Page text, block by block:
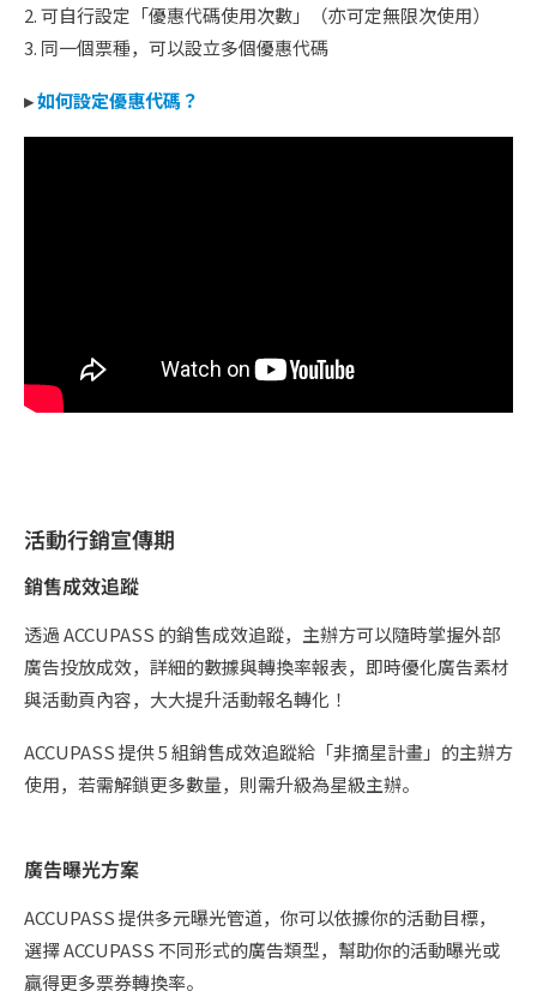
2. 可自行設定「優惠代碼使用次數」（亦可定無限次使用）
3. 同一個票種，可以設立多個優惠代碼
▸如何設定優惠代碼？
活動行銷宣傳期
銷售成效追蹤
透過 ACCUPASS 的銷售成效追蹤，主辦方可以隨時掌握外部
廣告投放成效，詳細的數據與轉換率報表，即時優化廣告素材
與活動頁內容，大大提升活動報名轉化！
ACCUPASS 提供 5 組銷售成效追蹤給「非摘星計畫」的主辦方
使用，若需解鎖更多數量，則需升級為星級主辦。
廣告曝光方案
ACCUPASS 提供多元曝光管道，你可以依據你的活動目標，
選擇 ACCUPASS 不同形式的廣告類型，幫助你的活動曝光或
贏得更多票券轉換率。